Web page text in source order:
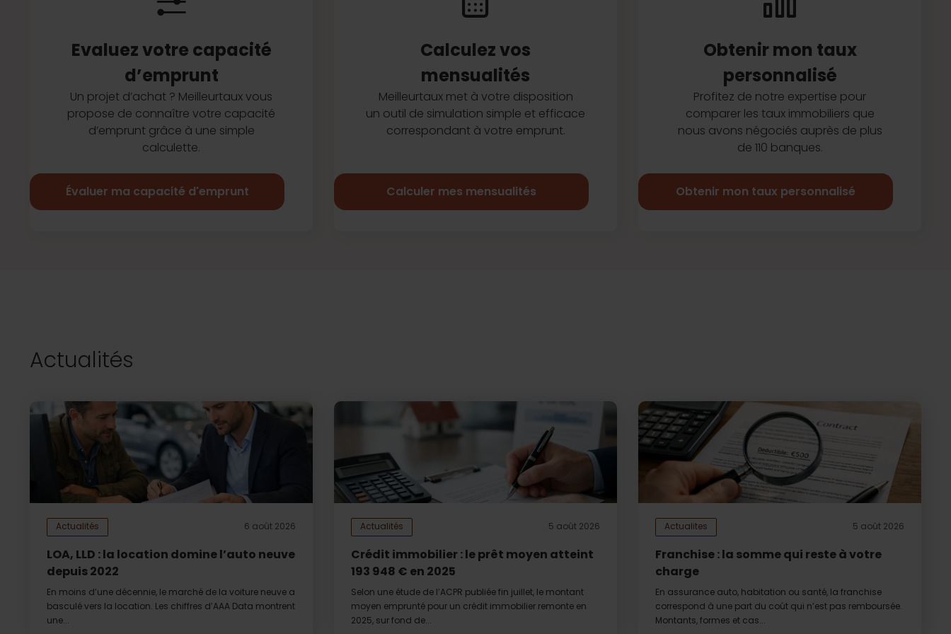
Evaluez votre capacité
d’emprunt
Un projet d’achat ? Meilleurtaux vous
propose de connaître votre capacité
d’emprunt grâce à une simple
calculette.
Évaluer ma capacité d'emprunt
Calculez vos
mensualités
Meilleurtaux met à votre disposition
un outil de simulation simple et efficace
correspondant à votre emprunt.
Calculer mes mensualités
Obtenir mon taux
personnalisé
Profitez de notre expertise pour
comparer les taux immobiliers que
nous avons négociés auprès de plus
de 110 banques.
Obtenir mon taux personnalisé
Actualités
Actualités 6 août 2026
LOA, LLD : la location domine l’auto neuve
depuis 2022
En moins d’une décennie, le marché de la voiture neuve a
basculé vers la location. Les chiffres d’AAA Data montrent
une...
Actualités 5 août 2026
Crédit immobilier : le prêt moyen atteint
193 948 € en 2025
Selon une étude de l’ACPR publiée fin juillet, le montant
moyen emprunté pour un crédit immobilier remonte en
2025, sur fond de...
Actualites 5 août 2026
Franchise : la somme qui reste à votre
charge
En assurance auto, habitation ou santé, la franchise
correspond à une part du coût qui n’est pas remboursée.
Montants, formes et cas...